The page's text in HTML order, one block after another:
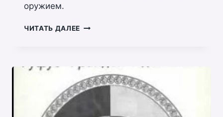
оружием.
ЧИТАТЬ ДАЛЕЕ